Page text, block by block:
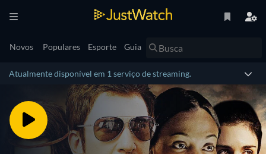
Novos Populares Esporte Guia
Atualmente disponível em 1 serviço de streaming.